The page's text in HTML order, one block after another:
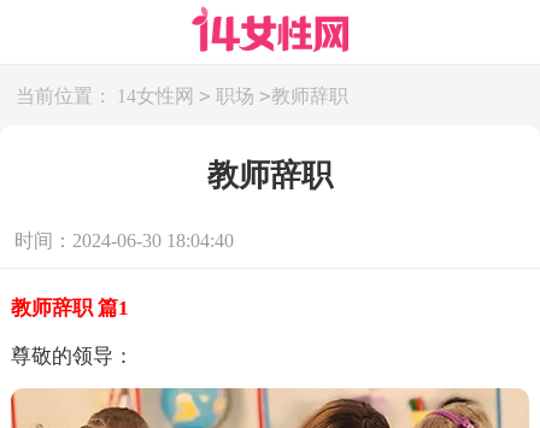
当前位置： 14女性网 > 职场 >教师辞职
教师辞职
时间：2024-06-30 18:04:40
教师辞职 篇1
尊敬的领导：